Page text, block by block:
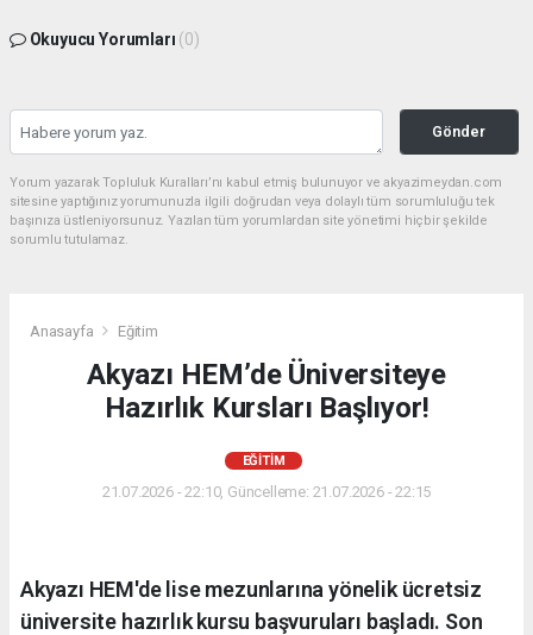
Okuyucu Yorumları (0)
Gönder
Yorum yazarak Topluluk Kuralları’nı kabul etmiş bulunuyor ve akyazimeydan.com
sitesine yaptığınız yorumunuzla ilgili doğrudan veya dolaylı tüm sorumluluğu tek
başınıza üstleniyorsunuz. Yazılan tüm yorumlardan site yönetimi hiçbir şekilde
sorumlu tutulamaz.
Anasayfa Eğitim
Akyazı HEM’de Üniversiteye
Hazırlık Kursları Başlıyor!
EĞITIM
21.07.2026 - 22:10, Güncelleme: 21.07.2026 - 22:15
Akyazı HEM'de lise mezunlarına yönelik ücretsiz
üniversite hazırlık kursu başvuruları başladı. Son